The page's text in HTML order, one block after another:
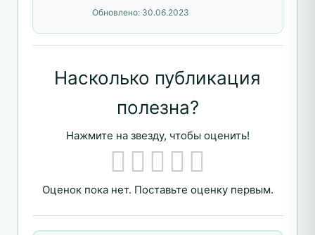
Обновлено: 30.06.2023
Насколько публикация
полезна?
Нажмите на звезду, чтобы оценить!
Оценок пока нет. Поставьте оценку первым.